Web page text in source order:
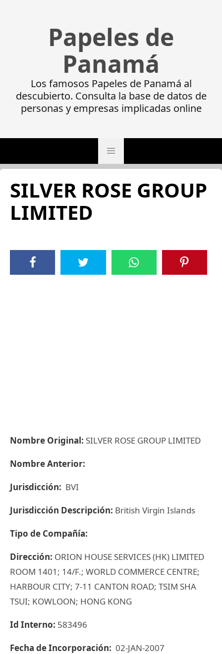
Papeles de
Panamá
Los famosos Papeles de Panamá al
descubierto. Consulta la base de datos de
personas y empresas implicadas online
SILVER ROSE GROUP
LIMITED
Nombre Original: SILVER ROSE GROUP LIMITED
Nombre Anterior:
Jurisdicción: BVI
Jurisdicción Descripción: British Virgin Islands
Tipo de Compañía:
Dirección: ORION HOUSE SERVICES (HK) LIMITED
ROOM 1401; 14/F.; WORLD COMMERCE CENTRE;
HARBOUR CITY; 7-11 CANTON ROAD; TSIM SHA
TSUI; KOWLOON; HONG KONG
Id Interno: 583496
Fecha de Incorporación: 02-JAN-2007